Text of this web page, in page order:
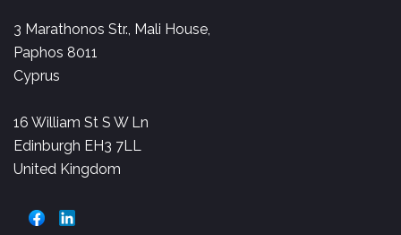
3 Marathonos Str., Mali House,
Paphos 8011
Cyprus
16 William St S W Ln
Edinburgh EH3 7LL
United Kingdom